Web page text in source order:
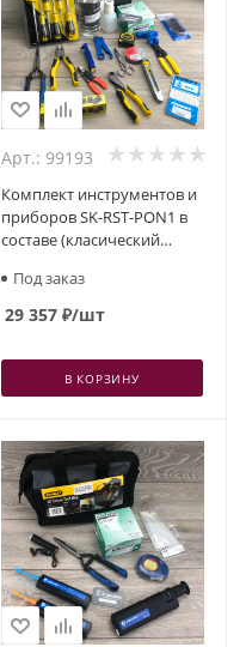
Арт.: 99193
Комплект инструментов и
приборов SK-RST-PON1 в
составе (класический
Под заказ
29 357₽/шт
В КОРЗИНУ